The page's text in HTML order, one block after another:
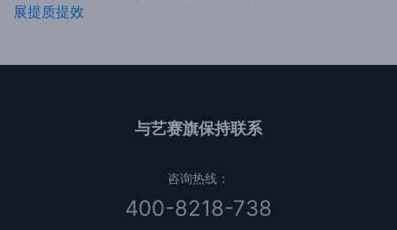
展提质提效
与艺赛旗保持联系
咨询热线：
400-8218-738